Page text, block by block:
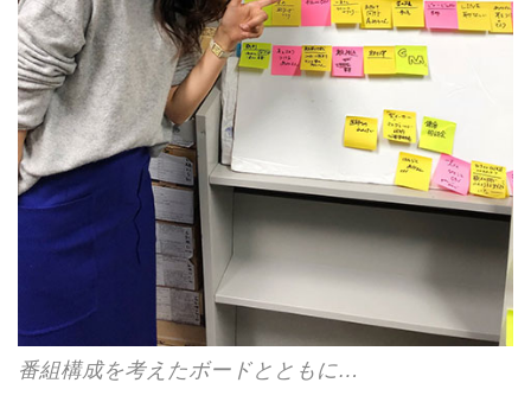
番組構成を考えたボードとともに…